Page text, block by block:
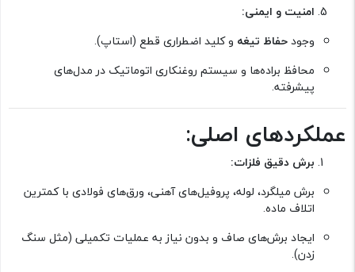
امنیت و ایمنی:
وجودحفاظ تیغه و کلید اضطراری قطع (استاپ).
محافظ براده‌ها و سیستم روغنکاری اتوماتیک در مدل‌های
پیشرفته.
عملکردهای اصلی:
برش دقیق فلزات:
برش میلگرد، لوله، پروفیل‌های آهنی، ورق‌های فولادی با کمترین
اتلاف ماده.
ایجاد برش‌های صاف و بدون نیاز به عملیات تکمیلی (مثل سنگ
زدن).